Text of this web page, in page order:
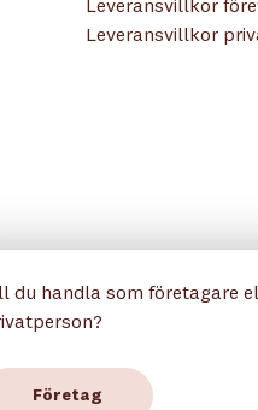
Leveransvillkor
Leveransvillkor
du handla som företagare
Företag